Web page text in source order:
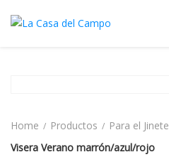
Home Productos Para el Jinete
Visera Verano marrón/azul/rojo